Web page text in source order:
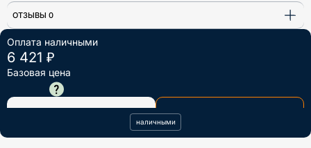
Оплата наличными
6 421 ₽
Базовая цена
В КОРЗИНУ
наличными
ОТЗЫВЫ 0